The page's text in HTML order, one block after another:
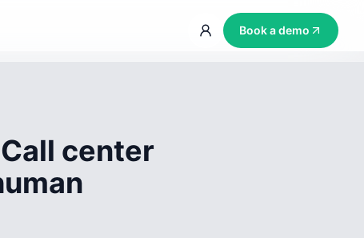
Book a demo
center